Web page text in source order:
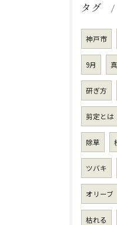
タグ
神戸市
9月
研ぎ方
剪定とは
除草
ツバキ
オリーブ
枯れる